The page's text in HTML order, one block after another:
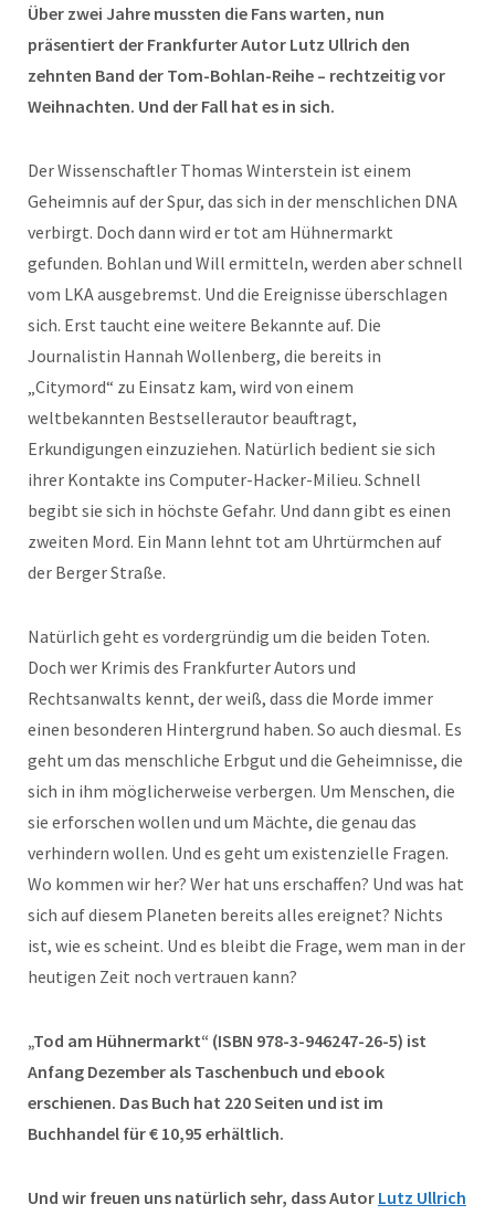
Über zwei Jahre mussten die Fans warten, nun
präsentiert der Frankfurter Autor Lutz Ullrich den
zehnten Band der Tom-Bohlan-Reihe – rechtzeitig vor
Weihnachten. Und der Fall hat es in sich.
Der Wissenschaftler Thomas Winterstein ist einem
Geheimnis auf der Spur, das sich in der menschlichen DNA
verbirgt. Doch dann wird er tot am Hühnermarkt
gefunden. Bohlan und Will ermitteln, werden aber schnell
vom LKA ausgebremst. Und die Ereignisse überschlagen
sich. Erst taucht eine weitere Bekannte auf. Die
Journalistin Hannah Wollenberg, die bereits in
„Citymord“ zu Einsatz kam, wird von einem
weltbekannten Bestsellerautor beauftragt,
Erkundigungen einzuziehen. Natürlich bedient sie sich
ihrer Kontakte ins Computer-Hacker-Milieu. Schnell
begibt sie sich in höchste Gefahr. Und dann gibt es einen
zweiten Mord. Ein Mann lehnt tot am Uhrtürmchen auf
der Berger Straße.
Natürlich geht es vordergründig um die beiden Toten.
Doch wer Krimis des Frankfurter Autors und
Rechtsanwalts kennt, der weiß, dass die Morde immer
einen besonderen Hintergrund haben. So auch diesmal. Es
geht um das menschliche Erbgut und die Geheimnisse, die
sich in ihm möglicherweise verbergen. Um Menschen, die
sie erforschen wollen und um Mächte, die genau das
verhindern wollen. Und es geht um existenzielle Fragen.
Wo kommen wir her? Wer hat uns erschaffen? Und was hat
sich auf diesem Planeten bereits alles ereignet? Nichts
ist, wie es scheint. Und es bleibt die Frage, wem man in der
heutigen Zeit noch vertrauen kann?
„Tod am Hühnermarkt“ (ISBN 978-3-946247-26-5) ist
Anfang Dezember als Taschenbuch und ebook
erschienen. Das Buch hat 220 Seiten und ist im
Buchhandel für € 10,95 erhältlich.
Und wir freuen uns natürlich sehr, dass Autor Lutz Ullrich